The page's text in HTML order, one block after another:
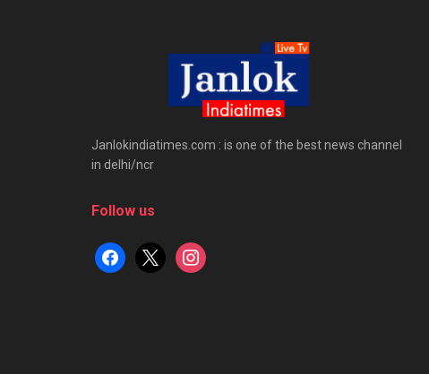
Janlokindiatimes.com : is one of the best news channel
in delhi/ncr
Follow us
facebook
x instagram